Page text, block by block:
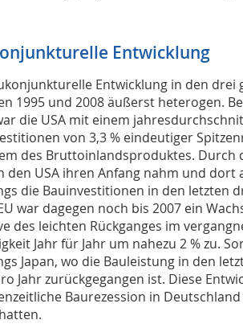
Entwicklung
Entwicklung in den
1995 und 2008 äußerst heterogen.
die USA mit einem
von 3,3 % eindeutiger
des Bruttoinlandsproduktes. Durch
den USA ihren Anfang nahm und
die Bauinvestitionen in den letzten
war dagegen noch bis 2007 ein
des leichten Rückganges im
Jahr für Jahr um nahezu 2 % zu.
Japan, wo die Bauleistung in den
Jahr zurückgegangen ist. Diese
Baurezession in